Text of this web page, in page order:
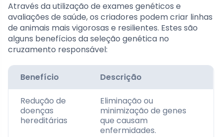
Através da utilização de exames genéticos e
avaliações de saúde, os criadores podem criar linhas
de animais mais vigorosas e resilientes. Estes são
alguns benefícios da seleção genética no
cruzamento responsável:
Benefício Descrição
Redução de
doenças
hereditárias
Eliminação ou
minimização de genes
que causam
enfermidades.